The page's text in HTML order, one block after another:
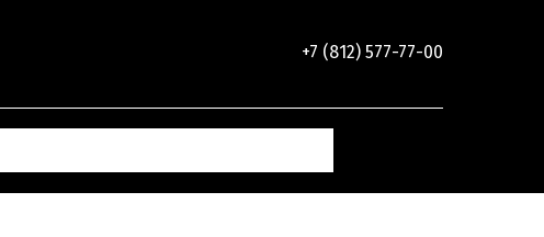
+7 (812) 577-77-00